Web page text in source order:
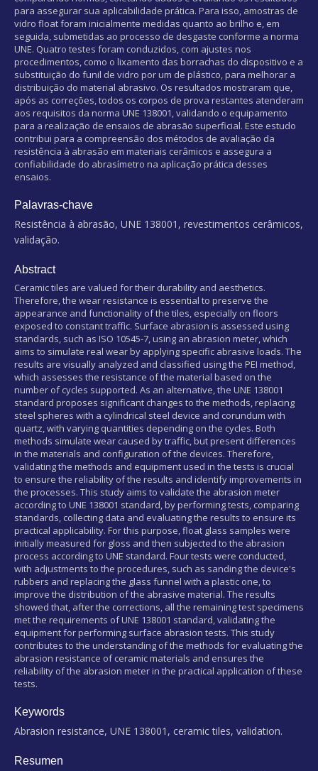
para assegurar sua aplicabilidade prática. Para isso, amostras de
vidro float foram inicialmente medidas quanto ao brilho e, em
seguida, submetidas ao processo de desgaste conforme a norma
UNE. Quatro testes foram conduzidos, com ajustes nos
procedimentos, como o lixamento das borrachas do dispositivo e a
substituição do funil de vidro por um de plástico, para melhorar a
distribuição do material abrasivo. Os resultados mostraram que,
após as correções, todos os corpos de prova restantes atenderam
aos requisitos da norma UNE 138001, validando o equipamento
para a realização de ensaios de abrasão superficial. Este estudo
contribui para a compreensão dos métodos de avaliação da
resistência à abrasão em materiais cerâmicos e assegura a
confiabilidade do abrasímetro na aplicação prática desses
ensaios.
Palavras-chave
Resistência à abrasão, UNE 138001, revestimentos cerâmicos,
validação.
Abstract
Ceramic tiles are valued for their durability and aesthetics.
Therefore, the wear resistance is essential to preserve the
appearance and functionality of the tiles, especially on floors
exposed to constant traffic. Surface abrasion is assessed using
standards, such as ISO 10545-7, using an abrasion meter, which
aims to simulate real wear by applying specific abrasive loads. The
results are visually analyzed and classified using the PEI method,
which assesses the resistance of the material based on the
number of cycles supported. As an alternative, the UNE 138001
standard proposes significant changes to the methods, replacing
steel spheres with a cylindrical steel device and corundum with
quartz, with varying quantities depending on the cycles. Both
methods simulate wear caused by traffic, but present differences
in the materials and configuration of the devices. Therefore,
validating the methods and equipment used in the tests is crucial
to ensure the reliability of the results and identify improvements in
the processes. This study aims to validate the abrasion meter
according to UNE 138001 standard, by performing tests, comparing
standards, collecting data and evaluating the results to ensure its
practical applicability. For this purpose, float glass samples were
initially measured for gloss and then subjected to the abrasion
process according to UNE standard. Four tests were conducted,
with adjustments to the procedures, such as sanding the device's
rubbers and replacing the glass funnel with a plastic one, to
improve the distribution of the abrasive material. The results
showed that, after the corrections, all the remaining test specimens
met the requirements of UNE 138001 standard, validating the
equipment for performing surface abrasion tests. This study
contributes to the understanding of the methods for evaluating the
abrasion resistance of ceramic materials and ensures the
reliability of the abrasion meter in the practical application of these
tests.
Keywords
Abrasion resistance, UNE 138001, ceramic tiles, validation.
Resumen